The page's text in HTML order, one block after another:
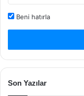
Beni hatırla
Son Yazılar